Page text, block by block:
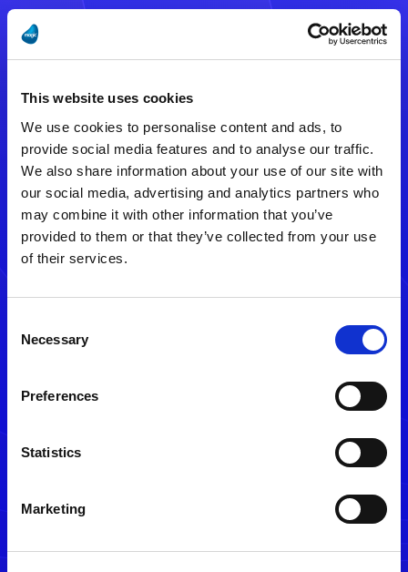
This website uses cookies
We use cookies to personalise content and ads, to
provide social media features and to analyse our traffic.
We also share information about your use of our site with
our social media, advertising and analytics partners who
may combine it with other information that you’ve
provided to them or that they’ve collected from your use
of their services.
Selection
Necessary
Preferences
Statistics
Marketing
注意事項
ある可能性があります。
メールアドレスをご確認のうえ、
再度手続きを行ってください。
メルマガ配信停止